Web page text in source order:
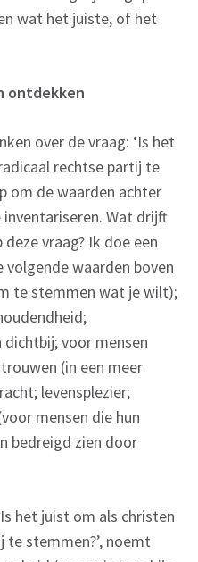
wat het juiste, of het
ontdekken
over de vraag: ‘Is het
rechtse partij te
om de waarden achter
inventariseren. Wat drijft
vraag? Ik doe een
volgende waarden boven
te stemmen wat je wilt);
voor mensen
(in een meer
levensplezier;
mensen die hun
bedreigd zien door
het juist om als christen
stemmen?’, noemt